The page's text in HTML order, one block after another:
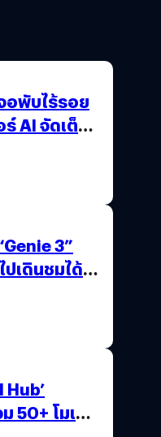
อพับไร้รอย
AI จัดเต็ม
3”
ปเดินชมได้
Hub’
50+ โมเดล